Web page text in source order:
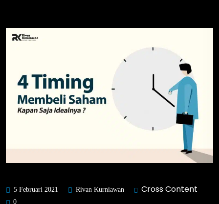
5 Februari 2021 Rivan Kurniawan Cross Content
0